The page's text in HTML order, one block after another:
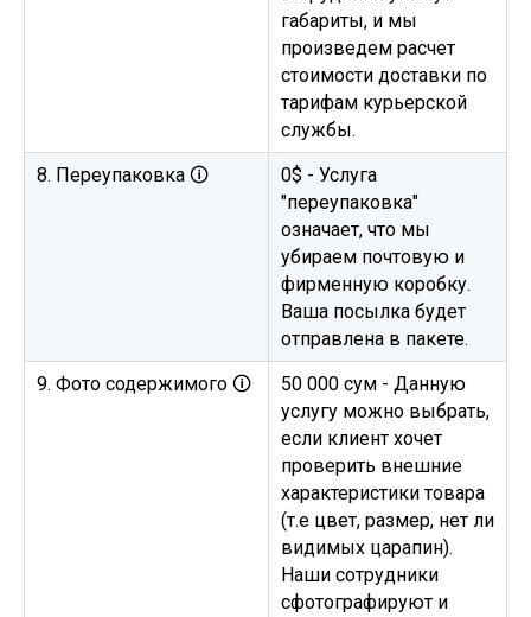
габариты, и мы
произведем расчет
стоимости доставки по
тарифам курьерской
службы.
8. Переупаковка 🛈
0$ - Услуга
"переупаковка"
означает, что мы
убираем почтовую и
фирменную коробку.
Ваша посылка будет
отправлена в пакете.
9. Фото содержимого 🛈
50 000 сум - Данную
услугу можно выбрать,
если клиент хочет
проверить внешние
характеристики товара
(т.е цвет, размер, нет ли
видимых царапин).
Наши сотрудники
сфотографируют и